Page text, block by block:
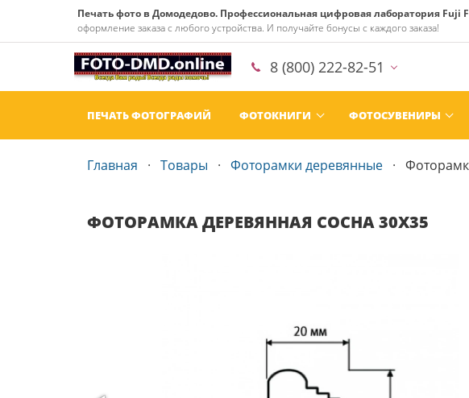
Печать фото в Домодедово. Профессиональная цифровая лаборатория Fuji
оформление заказа с любого устройства. И получайте бонусы с каждого заказа!
8 (800) 222-82-51
ПЕЧАТЬ ФОТОГРАФИЙ ФОТОКНИГИ ФОТОСУВЕНИРЫ
Главная Товары Фоторамки деревянные
ФОТОРАМКА ДЕРЕВЯННАЯ СОСНА 30X35